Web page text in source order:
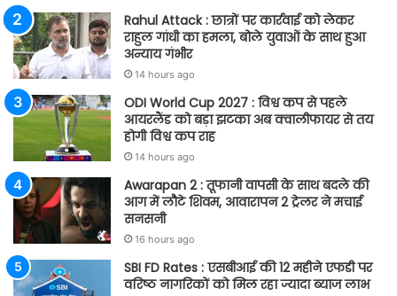
Rahul Attack : छात्रों पर कार्रवाई को लेकर
राहुल गांधी का हमला, बोले युवाओं के साथ हुआ
अन्याय गंभीर
14 hours ago
ODI World Cup 2027 : विश्व कप से पहले
आयरलैंड को बड़ा झटका अब क्वालीफायर से तय
होगी विश्व कप राह
14 hours ago
Awarapan 2 : तूफानी वापसी के साथ बदले की
आग में लौटे शिवम, आवारापन 2 ट्रेलर ने मचाई
सनसनी
16 hours ago
SBI FD Rates : एसबीआई की 12 महीने एफडी पर
वरिष्ठ नागरिकों को मिल रहा ज्यादा ब्याज लाभ